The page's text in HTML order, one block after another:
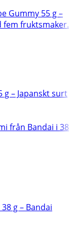
g – Japanskt surt
g – Bandai